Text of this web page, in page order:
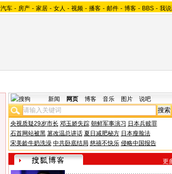
汽车 - 房产 - 家居 - 女人 - 视频 - 播客 - 邮件 - 博客 - BBS - 我
新闻 网页 博客 音乐 图片 说吧
央视质疑29岁市长 邓玉娇失踪 朝鲜军事演习 日本兵赎罪
石首网站被黑 篡改温总讲话 夏日减肥秘方 日本瘦脸法
宋美龄牛奶洗澡 中共卧底结局 慈禧不快乐 侵略中国报告
更